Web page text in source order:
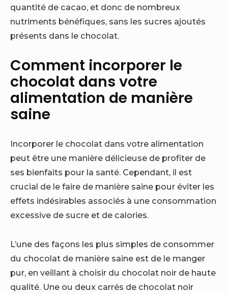
quantité de cacao, et donc de nombreux
nutriments bénéfiques, sans les sucres ajoutés
présents dans le chocolat.
Comment incorporer le
chocolat dans votre
alimentation de manière
saine
Incorporer le chocolat dans votre alimentation
peut être une manière délicieuse de profiter de
ses bienfaits pour la santé. Cependant, il est
crucial de le faire de manière saine pour éviter les
effets indésirables associés à une consommation
excessive de sucre et de calories.
L’une des façons les plus simples de consommer
du chocolat de manière saine est de le manger
pur, en veillant à choisir du chocolat noir de haute
qualité. Une ou deux carrés de chocolat noir